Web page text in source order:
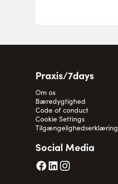
Praxis/7days
Om os
Bæredygtighed
Code of conduct
Cookie Settings
Tilgængelighedserklæring
Social Media